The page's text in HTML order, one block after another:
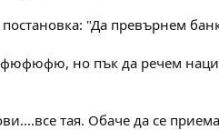
"Да превърнем
но пък да речем
тая. Обаче да се